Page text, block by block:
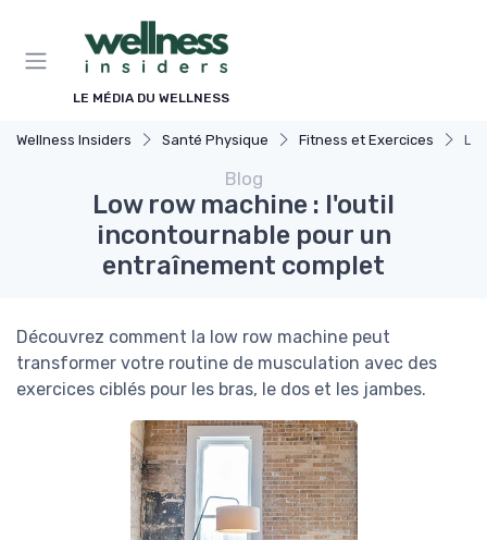
LE MÉDIA DU WELLNESS
Wellness Insiders Santé Physique Fitness et Exercices
Blog
Low row machine : l'outil
incontournable pour un
entraînement complet
Découvrez comment la low row machine peut
transformer votre routine de musculation avec des
exercices ciblés pour les bras, le dos et les jambes.